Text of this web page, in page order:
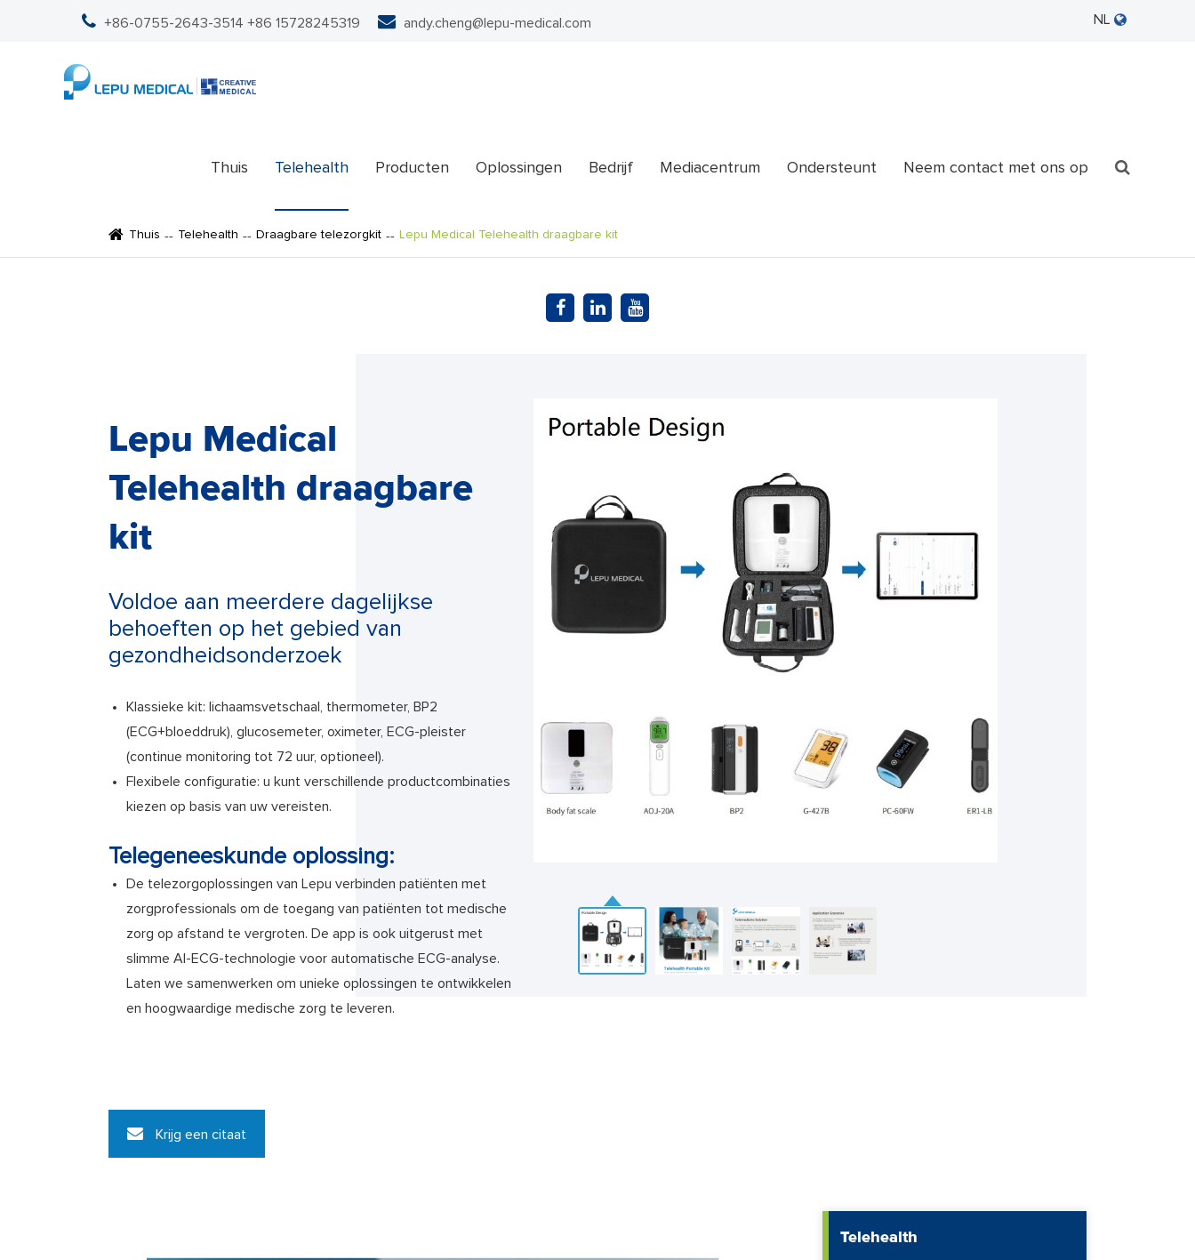
+86-0755-2643-3514 +86 15728245319 andy.cheng@lepu-medical.com NL
Thuis Telehealth Producten Oplossingen Bedrijf Mediacentrum Ondersteunt Neem contact met ons op
Thuis Telehealth Draagbare telezorgkit Lepu Medical Telehealth draagbare kit
Lepu Medical
Telehealth draagbare
kit
Voldoe aan meerdere dagelijkse
behoeften op het gebied van
gezondheidsonderzoek
Klassieke kit: lichaamsvetschaal, thermometer, BP2
(ECG+bloeddruk), glucosemeter, oximeter, ECG-pleister
(continue monitoring tot 72 uur, optioneel).
Flexibele configuratie: u kunt verschillende productcombinaties
kiezen op basis van uw vereisten.
Telegeneeskunde oplossing:
De telezorgoplossingen van Lepu verbinden patiënten met
zorgprofessionals om de toegang van patiënten tot medische
zorg op afstand te vergroten. De app is ook uitgerust met
slimme AI-ECG-technologie voor automatische ECG-analyse.
Laten we samenwerken om unieke oplossingen te ontwikkelen
en hoogwaardige medische zorg te leveren.
Krijg een citaat
Telehealth